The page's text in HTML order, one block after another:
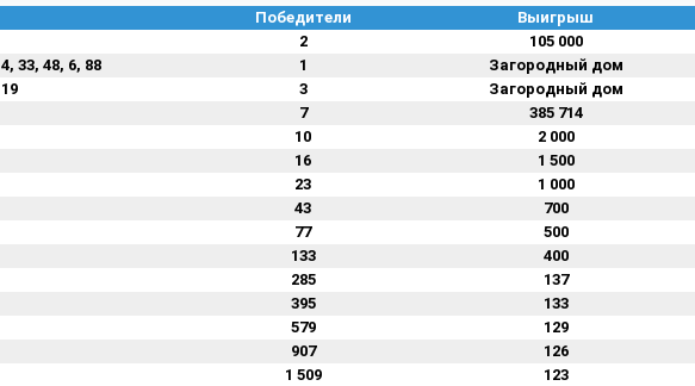
Победители Выигрыш
2
105 000
33, 48, 6, 88 1
Загородный дом
3
Загородный дом
7
385 714
10
2 000
16
1 500
23
1 000
43
700
77
500
133
400
285
137
395
133
579
129
907
126
1 509
123